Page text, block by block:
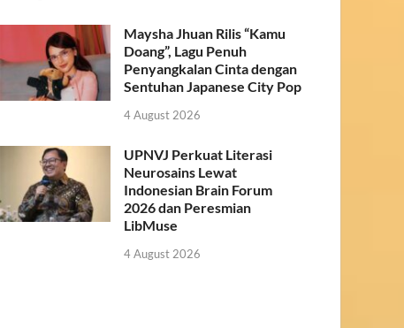
Maysha Jhuan Rilis “Kamu
Doang”, Lagu Penuh
Penyangkalan Cinta dengan
Sentuhan Japanese City Pop
4 August 2026
UPNVJ Perkuat Literasi
Neurosains Lewat
Indonesian Brain Forum
2026 dan Peresmian
LibMuse
4 August 2026